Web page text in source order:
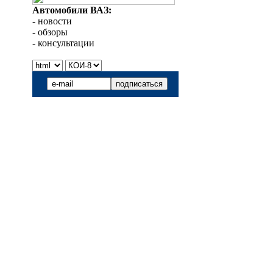
Автомобили ВАЗ:
- новости
- обзоры
- консультации